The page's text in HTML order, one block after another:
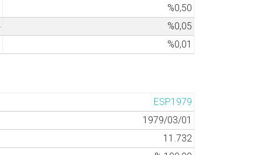
%0,50
%0,05
%0,01
ESP1979
1979/03/01
11.732